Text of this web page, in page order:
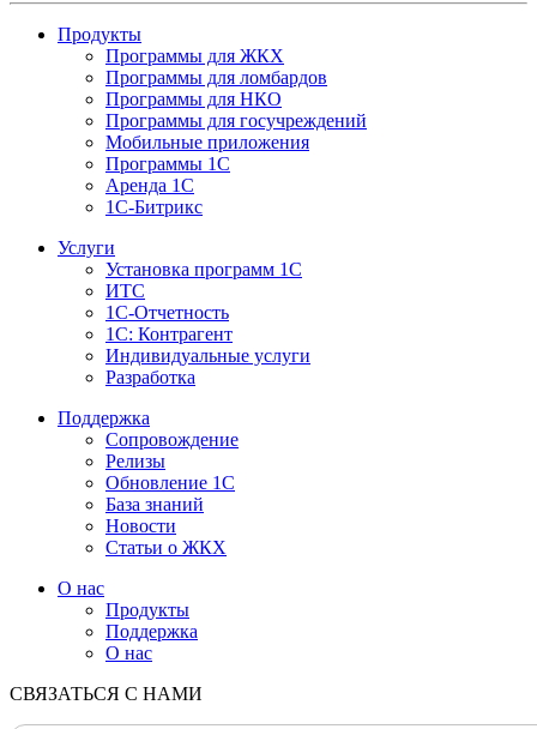
Продукты
Программы для ЖКХ
Программы для ломбардов
Программы для НКО
Программы для госучреждений
Мобильные приложения
Программы 1С
Аренда 1С
1С-Битрикс
Услуги
Установка программ 1С
ИТС
1С-Отчетность
1С: Контрагент
Индивидуальные услуги
Разработка
Поддержка
Сопровождение
Релизы
Обновление 1С
База знаний
Новости
Статьи о ЖКХ
О нас
Продукты
Поддержка
О нас
СВЯЗАТЬСЯ С НАМИ